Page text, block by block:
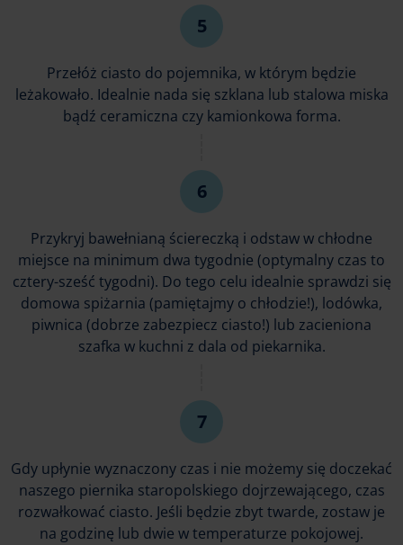
Przełóż ciasto do pojemnika, w którym będzie
leżakowało. Idealnie nada się szklana lub stalowa miska
bądź ceramiczna czy kamionkowa forma.
Przykryj bawełnianą ściereczką i odstaw w chłodne
miejsce na minimum dwa tygodnie (optymalny czas to
cztery-sześć tygodni). Do tego celu idealnie sprawdzi się
domowa spiżarnia (pamiętajmy o chłodzie!), lodówka,
piwnica (dobrze zabezpiecz ciasto!) lub zacieniona
szafka w kuchni z dala od piekarnika.
Gdy upłynie wyznaczony czas i nie możemy się doczekać
naszego piernika staropolskiego dojrzewającego, czas
rozwałkować ciasto. Jeśli będzie zbyt twarde, zostaw je
na godzinę lub dwie w temperaturze pokojowej.